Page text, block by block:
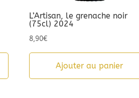
L’Artisan, le grenache noir
(75cl) 2024
8,90€
Ajouter au panier